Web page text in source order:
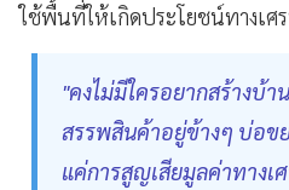
ใช้พื้นที่ให้เกิดประโยชน์ทางเศ
"คงไม่มีใครอยากสร้างบ้
สรรพสินค้าอยู่ข้างๆ บ่อข
แค่การสูญเสียมูลค่าทางเ